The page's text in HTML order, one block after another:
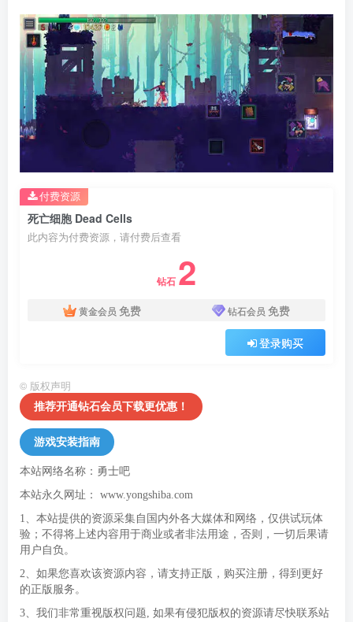
死亡细胞 Dead Cells
此内容为付费资源，请付费后查看
钻石 2
黄金会员 免费 钻石会员 免费
登录购买
付费资源
© 版权声明
推荐开通钻石会员下载更优惠！
游戏安装指南
本站网络名称：勇士吧
本站永久网址： www.yongshiba.com
1、本站提供的资源采集自国内外各大媒体和网络，仅供试玩体
验；不得将上述内容用于商业或者非法用途，否则，一切后果请
用户自负。
2、如果您喜欢该资源内容，请支持正版，购买注册，得到更好
的正版服务。
3、我们非常重视版权问题, 如果有侵犯版权的资源请尽快联系站